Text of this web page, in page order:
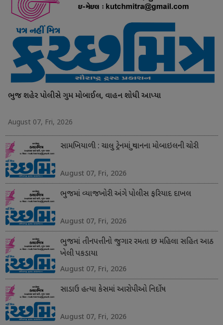
ભુજ શહેર પોલીસે ગુમ મોબાઈલ, વાહન શોધી આપ્યા
August 07, Fri, 2026
સામખિયાળી : ચાલુ ટ્રેનમાં યુવાનના મોબાઇલની ચોરી
August 07, Fri, 2026
ભુજમાં વ્યાજખોરી અંગે પોલીસ ફરિયાદ દાખલ
August 07, Fri, 2026
ભુજમાં તીનપત્તીનો જુગાર રમતા છ મહિલા સહિત આઠ
ખેલી પકડાયા
August 07, Fri, 2026
સાડાઉ હત્યા કેસમાં આરોપીઓ નિર્દોષ
August 07, Fri, 2026